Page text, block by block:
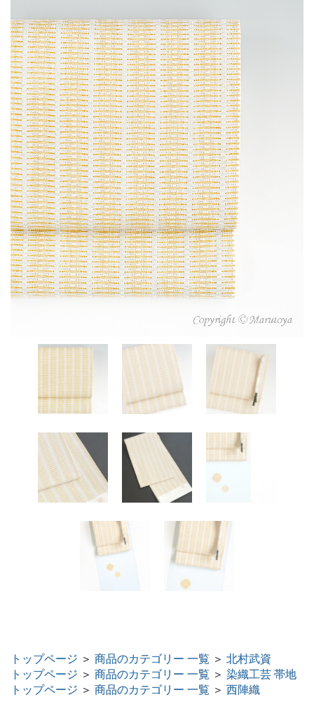
トップページ ＞ 商品のカテゴリー 一覧 ＞ 北村武資
トップページ ＞ 商品のカテゴリー 一覧 ＞ 染織工芸 帯地
トップページ ＞ 商品のカテゴリー 一覧 ＞ 西陣織